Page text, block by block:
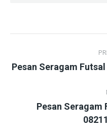
navigation
Pesan Seragam
Pesan